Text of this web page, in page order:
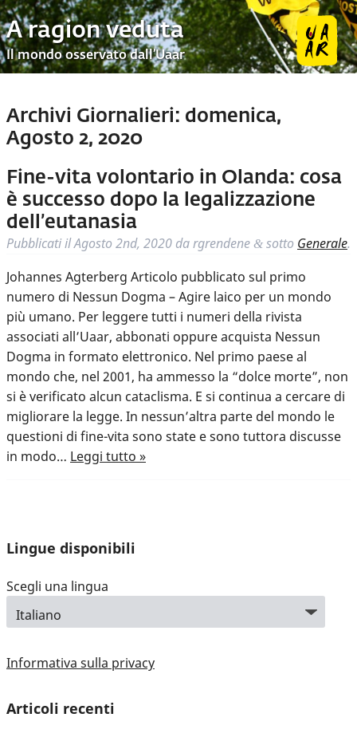
A ragion veduta
Il mondo osservato dall’Uaar
Archivi Giornalieri: domenica,
Agosto 2, 2020
Fine-vita volontario in Olanda: cosa
è successo dopo la legalizzazione
dell’eutanasia
Pubblicati ilAgosto 2nd, 2020 dargrendene & sotto Generale.
Johannes Agterberg Articolo pubblicato sul primo
numero di Nessun Dogma – Agire laico per un mondo
più umano. Per leggere tutti i numeri della rivista
associati all’Uaar, abbonati oppure acquista Nessun
Dogma in formato elettronico. Nel primo paese al
mondo che, nel 2001, ha ammesso la “dolce morte”, non
si è verificato alcun cataclisma. E si continua a cercare di
migliorare la legge. In nessun’altra parte del mondo le
questioni di fine-vita sono state e sono tuttora discusse
in modo… Leggi tutto »
Lingue disponibili
Scegli una lingua
Informativa sulla privacy
Articoli recenti